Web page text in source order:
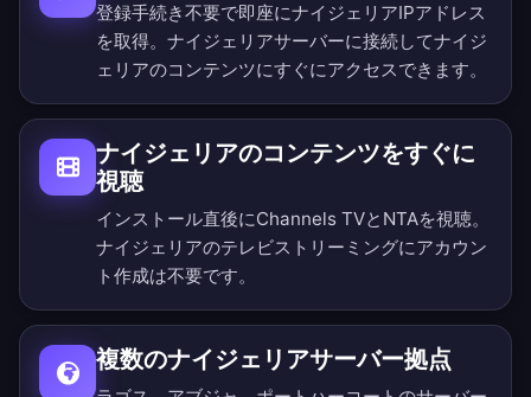
登録手続き不要で即座にナイジェリアIPアドレス
を取得。ナイジェリアサーバーに接続してナイジ
ェリアのコンテンツにすぐにアクセスできます。
ナイジェリアのコンテンツをすぐに
視聴
インストール直後にChannels TVとNTAを視聴。
ナイジェリアのテレビストリーミングにアカウン
ト作成は不要です。
複数のナイジェリアサーバー拠点